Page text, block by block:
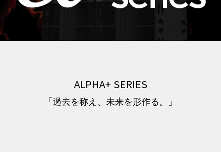
ALPHA+ SERIES
「過去を称え、未来を形作る。」